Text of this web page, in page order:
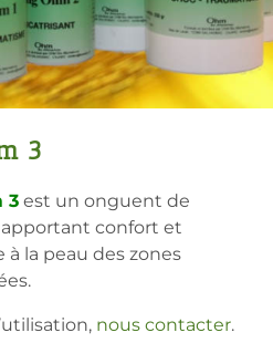
3
3 est un onguent de
apportant confort et
à la peau des zones
nous contacter.